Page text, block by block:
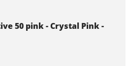
50 pink - Crystal Pink -